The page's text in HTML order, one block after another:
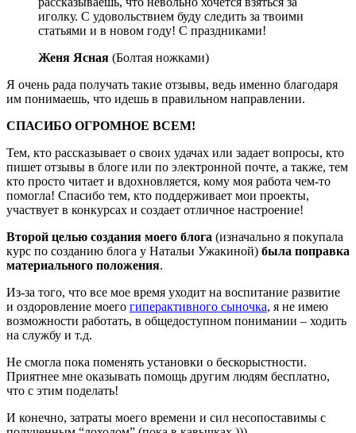
иголку. С удовольствием буду следить за твоими
статьями и в новом году! С праздниками!
Женя Ясная (Болтая ножками)
Я очень рада получать такие отзывы, ведь именно благодаря
им понимаешь, что идешь в правильном направлении.
СПАСИБО ОГРОМНОЕ ВСЕМ!
Тем, кто рассказывает о своих удачах или задает вопросы, кто
пишет отзывы в блоге или по электронной почте, а также, тем
кто просто читает и вдохновляется, кому моя работа чем-то
помогла! Спасибо тем, кто поддерживает мои проекты,
участвует в конкурсах и создает отличное настроение!
Второй целью создания моего блога (изначально я покупала
курс по созданию блога у Натальи Ужакиной) была поправка
материального положения.
Из-за того, что все мое время уходит на воспитание развитие
и оздоровление моего гиперактивного сыночка, я не имею
возможности работать, в общедоступном понимании – ходить
на службу и т.д.
Не смогла пока поменять установки о бескорыстности.
Приятнее мне оказывать помощь другим людям бесплатно,
что с этим поделать!
И конечно, затраты моего времени и сил несопоставимы с